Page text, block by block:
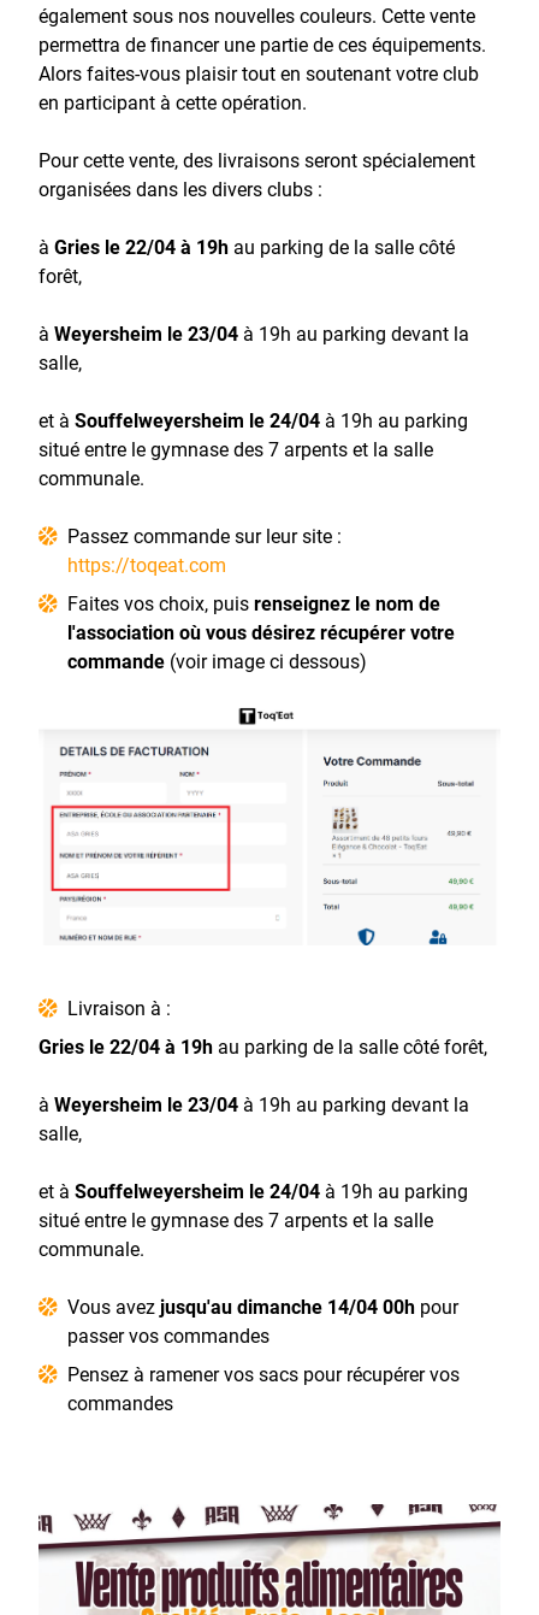
également sous nos nouvelles couleurs. Cette vente
permettra de financer une partie de ces équipements.
Alors faites-vous plaisir tout en soutenant votre club
en participant à cette opération.
Pour cette vente, des livraisons seront spécialement
organisées dans les divers clubs :
à Gries le 22/04 à 19h au parking de la salle côté
forêt,
à Weyersheim le 23/04 à 19h au parking devant la
salle,
et à Souffelweyersheim le 24/04 à 19h au parking
situé entre le gymnase des 7 arpents et la salle
communale.
Passez commande sur leur site :
https://toqeat.com
Faites vos choix, puisrenseignez le nom de
l'association où vous désirez récupérer votre
commande (voir image ci dessous)
Livraison à :
Gries le 22/04 à 19h au parking de la salle côté forêt,
à Weyersheim le 23/04 à 19h au parking devant la
salle,
et à Souffelweyersheim le 24/04 à 19h au parking
situé entre le gymnase des 7 arpents et la salle
communale.
Vous avezjusqu'au dimanche 14/04 00h pour
passer vos commandes
Pensez à ramener vos sacs pour récupérer vos
commandes